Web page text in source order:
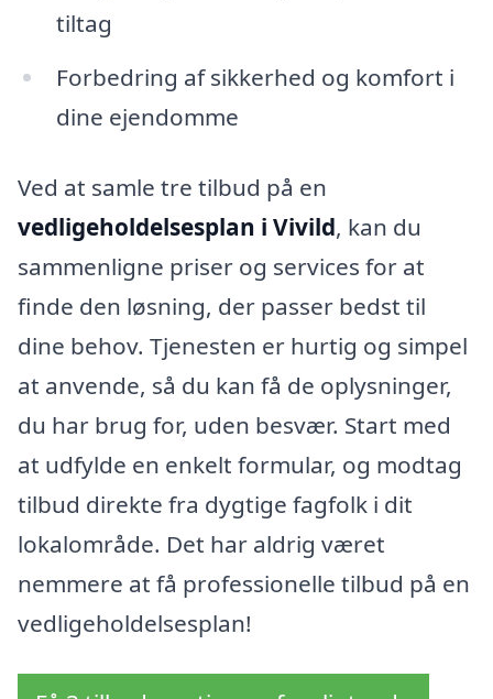
tiltag
Forbedring af sikkerhed og komfort i
dine ejendomme
Ved at samle tre tilbud på en
vedligeholdelsesplan i Vivild, kan du
sammenligne priser og services for at
finde den løsning, der passer bedst til
dine behov. Tjenesten er hurtig og simpel
at anvende, så du kan få de oplysninger,
du har brug for, uden besvær. Start med
at udfylde en enkelt formular, og modtag
tilbud direkte fra dygtige fagfolk i dit
lokalområde. Det har aldrig været
nemmere at få professionelle tilbud på en
vedligeholdelsesplan!